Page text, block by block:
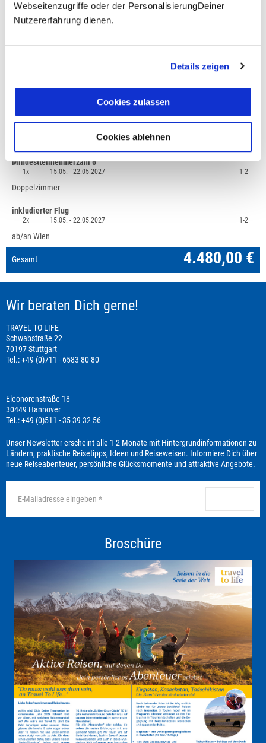
Webseitenzugriffe oder der PersonalisierungDeiner
Nutzererfahrung dienen.
Details zeigen
Cookies zulassen
Cookies ablehnen
Unsere Reisen und Seminare sind nicht barrierefrei.
Fragen zur Buchung?
+49 (0)711 - 6583 80 80
4.480,00 €
Reise: Westsizilien & Ägadische Inseln,
Mindestteilnehmerzahl 6
1x 15.05. -22.05.2027 1-2
Doppelzimmer
inkludierter Flug
2x 15.05. -22.05.2027 1-2
ab/an Wien
Gesamt 4.480,00 €
Wir beraten Dich gerne!
TRAVEL TO LIFE
Schwabstraße 22
70197 Stuttgart
Tel.: +49 (0)711 - 6583 80 80
Eleonorenstraße 18
30449 Hannover
Tel.: +49 (0)511 - 35 39 32 56
Unser Newsletter erscheint alle 1-2 Monate mit Hintergrundinformationen zu
Ländern, praktische Reisetipps, Ideen und Reiseweisen. Informiere Dich über
neue Reiseabenteuer, persönliche Glücksmomente und attraktive Angebote.
Broschüre